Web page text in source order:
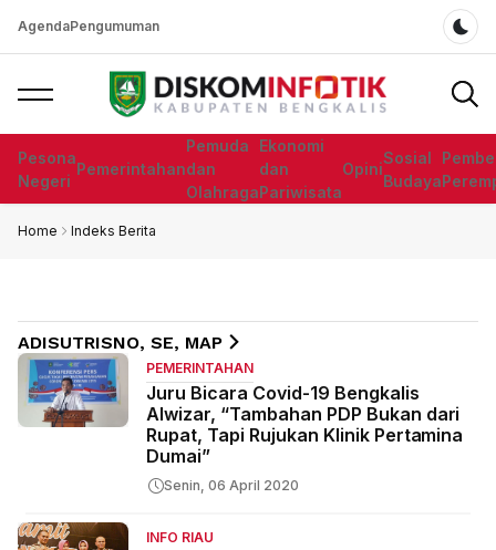
AgendaPengumuman
Pesona
Negeri
Pemerintahan
Pemuda
dan
Olahraga
Ekonomi
dan
Pariwisata
Opini
Sosial
Budaya
Home Indeks Berita
ADISUTRISNO, SE, MAP
PEMERINTAHAN
Juru Bicara Covid-19 Bengkalis
Alwizar, “Tambahan PDP Bukan dari
Rupat, Tapi Rujukan Klinik Pertamina
Dumai”
Senin, 06 April 2020
INFO RIAU